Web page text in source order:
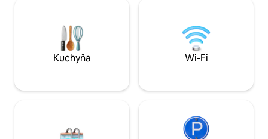
diaľku so silným Wi-Fi a bezkontaktným
ubytovaním sa pre bezproblémový
tvorili alebo objavovali – ubytujte sa a
vysokému kamennému
2 míle od
Kuchyňa Wi-Fi